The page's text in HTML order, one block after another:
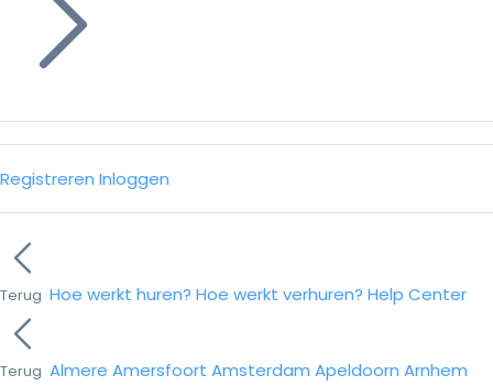
Registreren Inloggen
Terug Hoe werkt huren? Hoe werkt verhuren? Help Center
Terug Almere Amersfoort Amsterdam Apeldoorn Arnhem